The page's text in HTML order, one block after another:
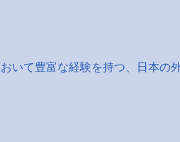
いて豊富な経験を持つ、日本の